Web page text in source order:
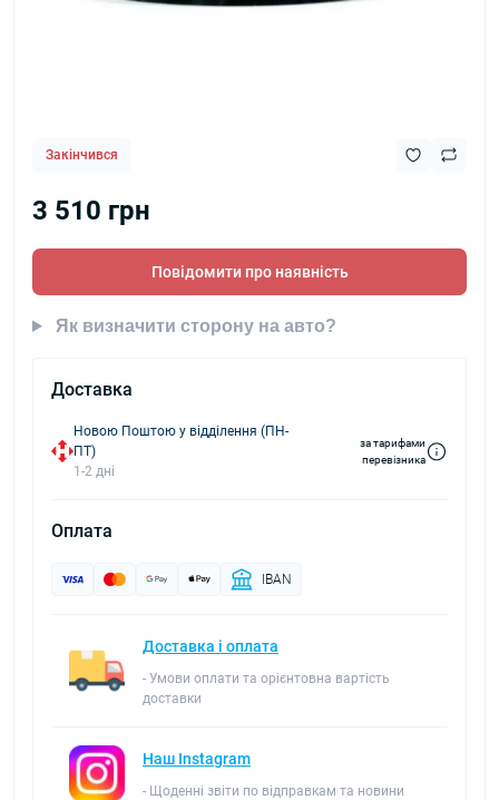
Закінчився
3 510 грн
Повідомити про наявність
Як визначити сторону на авто?
Доставка
Новою Поштою у відділення (ПН-
ПТ)
1-2 дні
за тарифами
перевізника
Оплата
IBAN
Доставка і оплата
- Умови оплати та орієнтовна вартість
доставки
Наш Instagram
- Щоденні звіти по відправкам та новини